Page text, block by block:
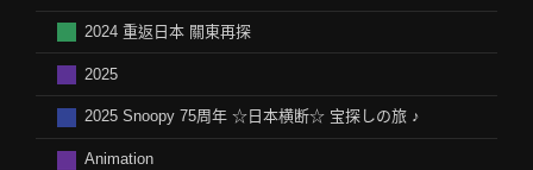
2024 重返日本 關東再探
2025
2025 Snoopy 75周年 ☆日本横断☆ 宝探しの旅 ♪
Animation